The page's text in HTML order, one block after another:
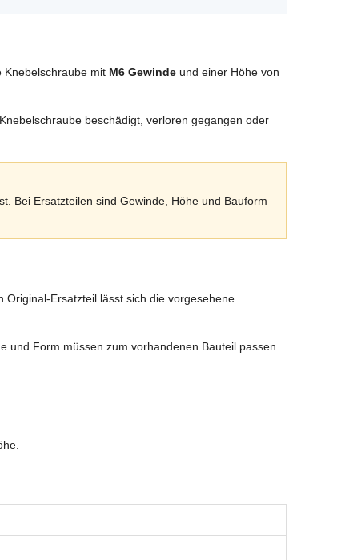
Knebelschraube mit M6 Gewinde und einer Höhe von
beschädigt, verloren gegangen oder
Bei Ersatzteilen sind Gewinde, Höhe und Bauform
Ersatzteil lässt sich die vorgesehene
und Form müssen zum vorhandenen Bauteil passen.